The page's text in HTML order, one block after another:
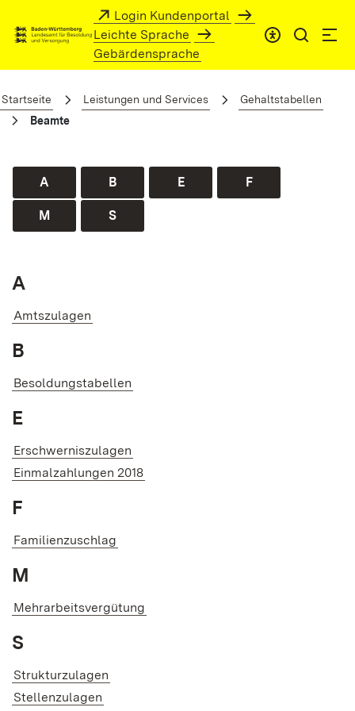
Zum Hauptinhalt springenLogin Kundenportal
Leichte Sprache
Gebärdensprache
Startseite Leistungen und Services
Gehaltstabellen
Beamte
A B E F
M S
A
Amtszulagen
B
Besoldungstabellen
E
Erschwerniszulagen
Einmalzahlungen 2018
F
Familienzuschlag
M
Mehrarbeitsvergütung
S
Strukturzulagen
Stellenzulagen